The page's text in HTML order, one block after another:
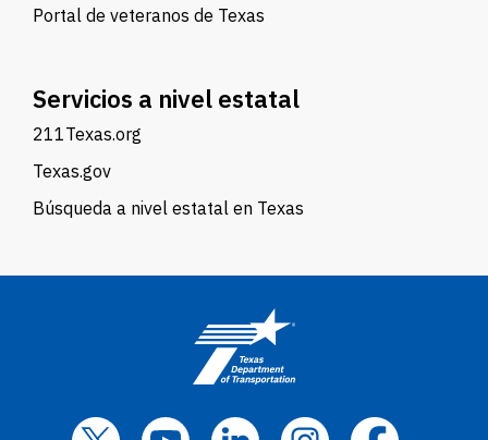
Portal de veteranos de Texas
Servicios a nivel estatal
211Texas.org
Texas.gov
Búsqueda a nivel estatal en Texas